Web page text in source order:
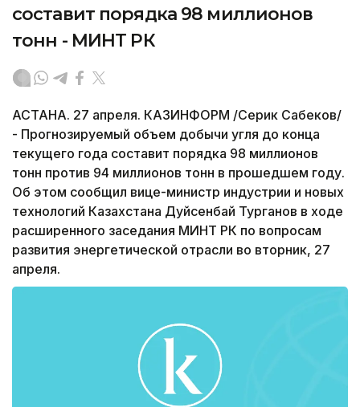
составит порядка 98 миллионов
тонн - МИНТ РК
АСТАНА. 27 апреля. КАЗИНФОРМ /Серик Сабеков/
- Прогнозируемый объем добычи угля до конца
текущего года составит порядка 98 миллионов
тонн против 94 миллионов тонн в прошедшем году.
Об этом сообщил вице-министр индустрии и новых
технологий Казахстана Дуйсенбай Турганов в ходе
расширенного заседания МИНТ РК по вопросам
развития энергетической отрасли во вторник, 27
апреля.